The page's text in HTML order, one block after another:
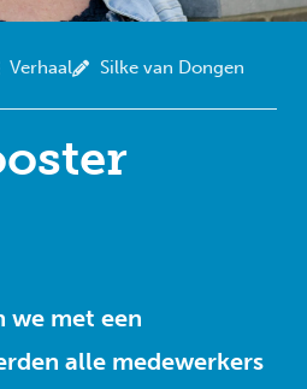
Verhaal Silke van Dongen
we met een
alle medewerkers